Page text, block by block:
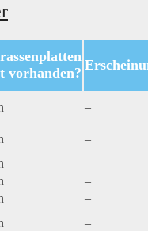
vorhanden?
–
–
–
–
–
–